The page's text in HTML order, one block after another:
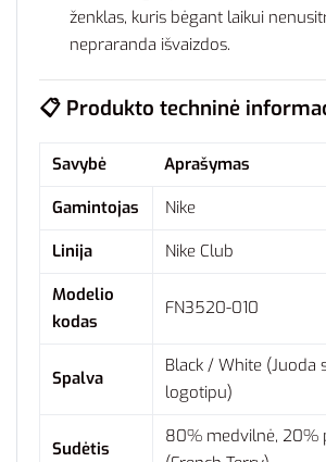
ženklas, kuris bėgant laikui
nepraranda išvaizdos.
📋 Produkto techninė
Savybė
Aprašymas
Gamintojas
Nike
Linija
Nike Club
Modelio
kodas
FN3520-010
Spalva
Black / White (Juoda
logotipu)
Sudėtis
80% medvilnė, 20%